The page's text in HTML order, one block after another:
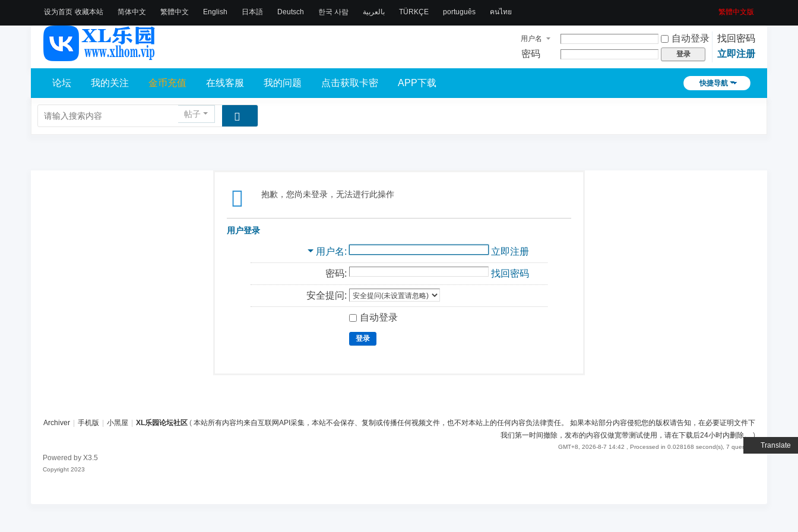
设为首页 收藏本站
Translate
简体中文 繁體中文 English 日本語 Deutsch 한국 사람 بالعربية TÜRKÇE português คนไทย 繁體中文版
用户名 自动登录
找回密码
密码
登录 立即注册
快捷导航
论坛 我的关注 金币充值 在线客服 我的问题 点击获取卡密 APP下载
帖子
抱歉，您尚未登录，无法进行此操作
用户登录
用户名 立即注册
密码: 找回密码
安全提问:
自动登录
登录
Archiver 手机版 小黑屋 XL乐园论坛社区 ( 本站所有内容均来自互联网API采集，本站不会保存、复制或传播任何视频文件，也不对本站上的任何内容负法律责任。 如果本站部分内容侵犯您的版权请告知，在必要证明文件下
我们第一时间撤除，发布的内容仅做宽带测试使用，请在下载后24小时内删除。)
GMT+8, 2026-8-7 14:42 , Processed in 0.028168 second(s), 7 queries .
Powered by X3.5
Copyright 2023